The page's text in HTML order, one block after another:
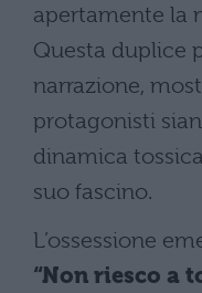
apertamente la
Questa duplice
narrazione,
protagonisti
dinamica
suo fascino.
L’ossessione
“Non riesco a